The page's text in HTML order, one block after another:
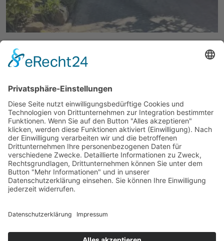
Möchten Siemehr erfahren?
Meißner GmbH Toranlagen
Meißner GmbH Toranlagen
Robert-Koch-Straße 5
T:+49 (0) 78 51 / 91 61 – 0